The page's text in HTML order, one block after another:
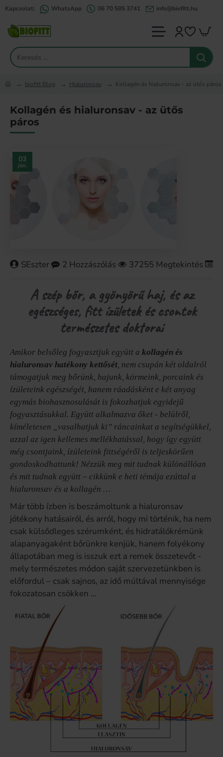
Kapcsolat: WhatsApp 06 70 585 3741 info@biofitt.hu
Keresés
biofitt Blog Hialuronsav Kollagén és hialuronsav - az ütős páros
Kollagén és hialuronsav - az ütős
páros
03
jún.
SEszter 2 Hozzászólás 37255 Megtekintés
A szép bőr, a gyönyörű haj, és az
egészséges, fitt ízületek és csontok
természetes doktorai
Amikor belsőleg fogyasztjuk együtt a kollagén és
hialuronsav hatékony kettősét, nem csupán két oldalról
támogatjuk meg bőrünk, hajunk, körmeink, porcaink és
ízületeink egészségét, hanem ráadásként e két anyag
egymás biohasznosulását is fokozhatjuk egyidejű
fogyasztásukkal. Együtt alkalmazva őket - belülről,
kíméletesen „vasalhatjuk ki” ráncainkat a segítségükkel,
azzal az igen kellemes mellékhatással, hogy így együtt
még csontjaink, ízületeink fittségéről is teljeskörűen
gondoskodhattunk! Nézzük meg mit tudnak különállóan
és mit tudnak együtt – cikkünk e heti témája ezúttal a
hialuronsav és a kollagén …
Már több ízben is beszámoltunk a hialuronsav
jótékony hatásairól, és arról, hogy mi történik, ha nem
csak külsődleges szérumként, és hidratálókrémünk
alapanyagaként bőrünkre kenjük, hanem folyékony
állapotában meg is isszuk ezt a remek összetevőt -
mely természetes módon saját szervezetünkben is
előfordul – csak sajnos, az idő múltával mennyisége
fokozatosan csökken …